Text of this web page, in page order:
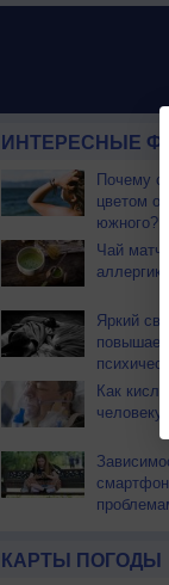
ИНТЕРЕСНЫЕ
Почему
цветом
южного?
Чай
Яркий
повышает
Как
человеку?
КАРТЫ ПОГОДЫ